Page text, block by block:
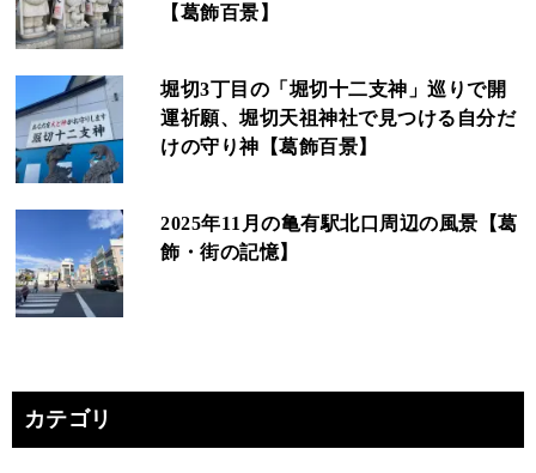
【葛飾百景】
堀切3丁目の「堀切十二支神」巡りで開
運祈願、堀切天祖神社で見つける自分だ
けの守り神【葛飾百景】
2025年11月の亀有駅北口周辺の風景【葛
飾・街の記憶】
カテゴリ